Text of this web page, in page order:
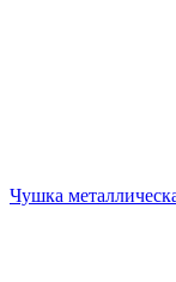
Чушка